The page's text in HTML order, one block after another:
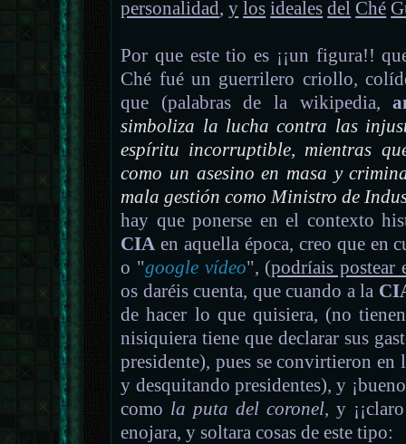
personalidad,y los ideales del Ché
Por que este tio es ¡¡un figura!!
Ché fué un guerrilero criollo,
que (palabras de la wikipedia,
simboliza la lucha contra las
espíritu incorruptible, mientras
como un asesino en masa y
mala gestión como Ministro de
hay que ponerse en el contexto
CIA en aquella época, creo que en
o "google vídeo", (podríais postear
os daréis cuenta, que cuando a la
de hacer lo que quisiera, (no
nisiquiera tiene que declarar sus
presidente), pues se convirtieron en
y desquitando presidentes), y
como la puta del coronel, y
enojara, y soltara cosas de este tipo: